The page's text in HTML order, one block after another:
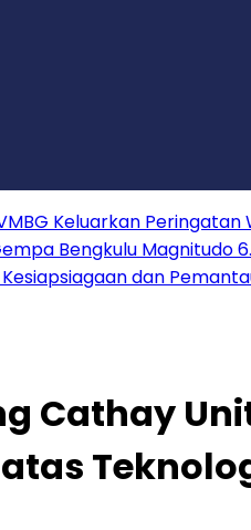
Keluarkan
Bengkulu Magnitudo
dan
Cathay